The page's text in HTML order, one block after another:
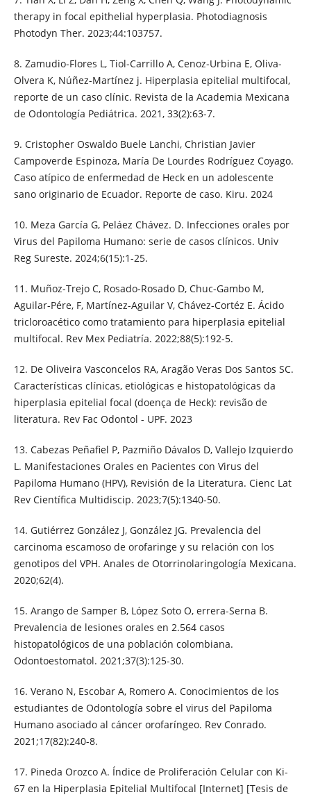
therapy in focal epithelial hyperplasia. Photodiagnosis
Photodyn Ther. 2023;44:103757.
8. Zamudio-Flores L, Tiol-Carrillo A, Cenoz-Urbina E, Oliva-
Olvera K, Núñez-Martínez j. Hiperplasia epitelial multifocal,
reporte de un caso clínic. Revista de la Academia Mexicana
de Odontología Pediátrica. 2021, 33(2):63-7.
9. Cristopher Oswaldo Buele Lanchi, Christian Javier
Campoverde Espinoza, María De Lourdes Rodríguez Coyago.
Caso atípico de enfermedad de Heck en un adolescente
sano originario de Ecuador. Reporte de caso. Kiru. 2024
10. Meza García G, Peláez Chávez. D. Infecciones orales por
Virus del Papiloma Humano: serie de casos clínicos. Univ
Reg Sureste. 2024;6(15):1-25.
11. Muñoz-Trejo C, Rosado-Rosado D, Chuc-Gambo M,
Aguilar-Pére, F, Martínez-Aguilar V, Chávez-Cortéz E. Ácido
tricloroacético como tratamiento para hiperplasia epitelial
multifocal. Rev Mex Pediatría. 2022;88(5):192-5.
12. De Oliveira Vasconcelos RA, Aragão Veras Dos Santos SC.
Características clínicas, etiológicas e histopatológicas da
hiperplasia epitelial focal (doença de Heck): revisão de
literatura. Rev Fac Odontol - UPF. 2023
13. Cabezas Peñafiel P, Pazmiño Dávalos D, Vallejo Izquierdo
L. Manifestaciones Orales en Pacientes con Virus del
Papiloma Humano (HPV), Revisión de la Literatura. Cienc Lat
Rev Científica Multidiscip. 2023;7(5):1340-50.
14. Gutiérrez González J, González JG. Prevalencia del
carcinoma escamoso de orofaringe y su relación con los
genotipos del VPH. Anales de Otorrinolaringología Mexicana.
2020;62(4).
15. Arango de Samper B, López Soto O, errera-Serna B.
Prevalencia de lesiones orales en 2.564 casos
histopatológicos de una población colombiana.
Odontoestomatol. 2021;37(3):125-30.
16. Verano N, Escobar A, Romero A. Conocimientos de los
estudiantes de Odontología sobre el virus del Papiloma
Humano asociado al cáncer orofaríngeo. Rev Conrado.
2021;17(82):240-8.
17. Pineda Orozco A. Índice de Proliferación Celular con Ki-
67 en la Hiperplasia Epitelial Multifocal [Internet] [Tesis de